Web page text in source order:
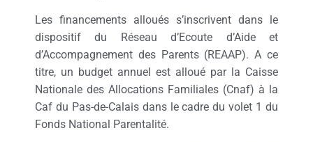
Les financements alloués s’inscrivent dans le
dispositif du Réseau d’Ecoute d’Aide et
d’Accompagnement des Parents (REAAP). A ce
titre, un budget annuel est alloué par la Caisse
Nationale des Allocations Familiales (Cnaf) à la
Caf du Pas-de-Calais dans le cadre du volet 1 du
Fonds National Parentalité.